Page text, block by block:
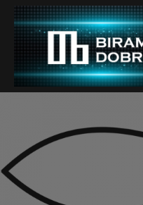
Skip
content
… jer BUDUĆNOST